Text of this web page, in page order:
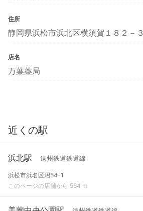
住所
静岡県浜松市浜北区横須賀１８２－３
店名
万葉薬局
近くの駅
浜北駅 遠州鉄道鉄道線
浜松市浜名区沼54-1
このページの店舗から 564 m